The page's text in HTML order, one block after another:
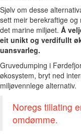
Sjølv om desse
sett meir berekraftige
det marine miljøet. Å
eit unikt og verdifullt
uansvarleg.
Gruvedumping i
økosystem, bryt ned
miljøvennlege alternativ.
Noregs tillating
omdømme.